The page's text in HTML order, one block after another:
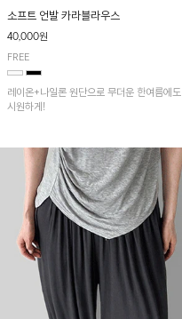
소프트 언발 카라블라우스
40,000원
FREE
레이온+나일론 원단으로 무더운 한여름에도
시원하게!